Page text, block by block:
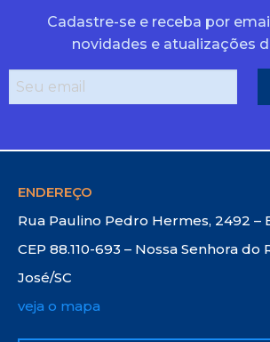
Cadastre-se e receba por
novidades e atualizações
ENDEREÇO
Rua Paulino Pedro Hermes, 2492 –
CEP 88.110-693 – Nossa Senhora do
José/SC
veja o mapa